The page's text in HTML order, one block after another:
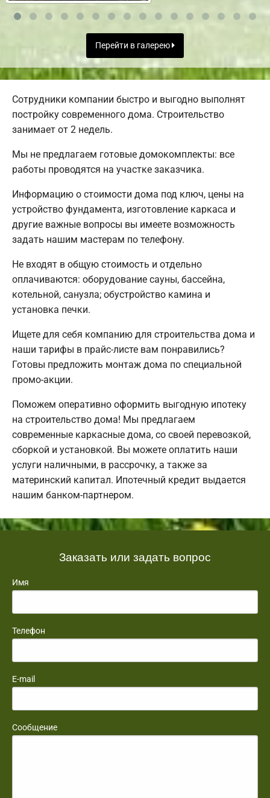
Перейти в галерею
Сотрудники компании быстро и выгодно выполнят
постройку современного дома. Строительство
занимает от 2 недель.
Мы не предлагаем готовые домокомплекты: все
работы проводятся на участке заказчика.
Информацию о стоимости дома под ключ, цены на
устройство фундамента, изготовление каркаса и
другие важные вопросы вы имеете возможность
задать нашим мастерам по телефону.
Не входят в общую стоимость и отдельно
оплачиваются: оборудование сауны, бассейна,
котельной, санузла; обустройство камина и
установка печки.
Ищете для себя компанию для строительства дома и
наши тарифы в прайс-листе вам понравились?
Готовы предложить монтаж дома по специальной
промо-акции.
Поможем оперативно оформить выгодную ипотеку
на строительство дома! Мы предлагаем
современные каркасные дома, со своей перевозкой,
сборкой и установкой. Вы можете оплатить наши
услуги наличными, в рассрочку, а также за
материнский капитал. Ипотечный кредит выдается
нашим банком-партнером.
Заказать или задать вопрос
Имя
Телефон
E-mail
Сообщение